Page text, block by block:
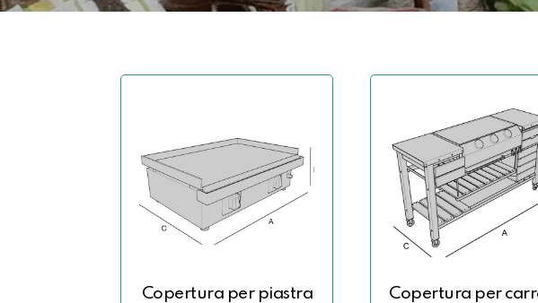
Copertura per piastra
Copertura per